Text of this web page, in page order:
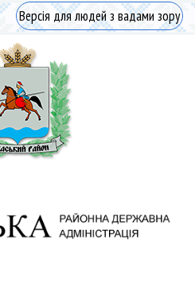
Версія для людей з вадами зору